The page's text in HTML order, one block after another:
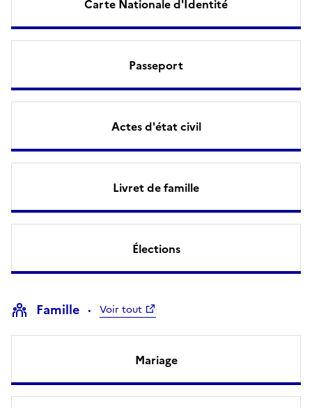
Carte Nationale d'Identité
Passeport
Actes d'état civil
Livret de famille
Élections
Famille Voir tout
Mariage